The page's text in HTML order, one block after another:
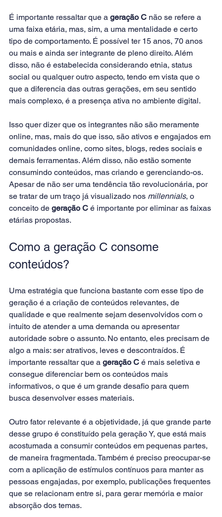
É importante ressaltar que a geração C não se refere a
uma faixa etária, mas, sim, a uma mentalidade e certo
tipo de comportamento. É possível ter 15 anos, 70 anos
ou mais e ainda ser integrante de pleno direito. Além
disso, não é estabelecida considerando etnia, status
social ou qualquer outro aspecto, tendo em vista que o
que a diferencia das outras gerações, em seu sentido
mais complexo, é a presença ativa no ambiente digital.
Isso quer dizer que os integrantes não são meramente
online, mas, mais do que isso, são ativos e engajados em
comunidades online, como sites, blogs, redes sociais e
demais ferramentas. Além disso, não estão somente
consumindo conteúdos, mas criando e gerenciando-os.
Apesar de não ser uma tendência tão revolucionária, por
se tratar de um traço já visualizado nos millennials, o
conceito de geração C é importante por eliminar as faixas
etárias propostas.
Como a geração C consome
conteúdos?
Uma estratégia que funciona bastante com esse tipo de
geração é a criação de conteúdos relevantes, de
qualidade e que realmente sejam desenvolvidos com o
intuito de atender a uma demanda ou apresentar
autoridade sobre o assunto. No entanto, eles precisam de
algo a mais: ser atrativos, leves e descontraídos. É
importante ressaltar que a geração C é mais seletiva e
consegue diferenciar bem os conteúdos mais
informativos, o que é um grande desafio para quem
busca desenvolver esses materiais.
Outro fator relevante é a objetividade, já que grande parte
desse grupo é constituído pela geração Y, que está mais
acostumada a consumir conteúdos em pequenas partes,
de maneira fragmentada. Também é preciso preocupar-se
com a aplicação de estímulos contínuos para manter as
pessoas engajadas, por exemplo, publicações frequentes
que se relacionam entre si, para gerar memória e maior
absorção dos temas.